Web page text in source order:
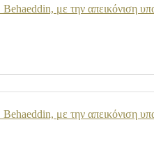
με την απεικόνιση
με την απεικόνιση